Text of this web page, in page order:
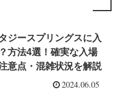
ジースプリングスに入
方法4選！確実な入場
意点・混雑状況を解説
2024.06.05